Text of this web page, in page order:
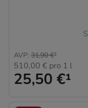
25,50 €¹
AVP: 31,90 €²
510,00 € pro 1 l